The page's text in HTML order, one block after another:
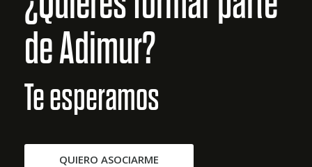
de Adimur?
Te esperamos
QUIERO ASOCIARME